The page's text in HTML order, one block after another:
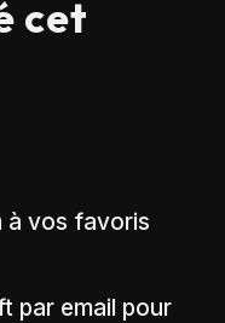
cet
à vos favoris
par email pour